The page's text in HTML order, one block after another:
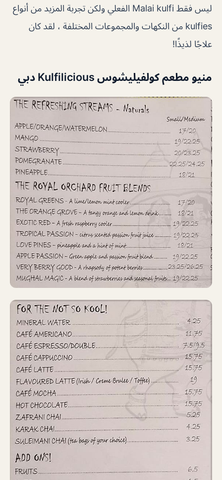
ليس فقط Malai kulfi الفعلي ولكن تجربة المزيد من أنواع
kulfies من النكهات والمجموعات المختلفة ، لقد كان
علاجًا لذيذًا!
منيو مطعم كولفيليشوس Kulfilicious دبي